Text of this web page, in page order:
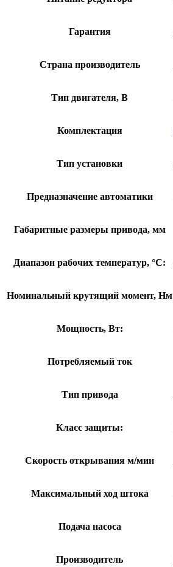
Гарантия
Страна производитель
Тип двигателя, В
Комплектация
Тип установки
Предназначение автоматики
Габаритные размеры привода, мм
Диапазон рабочих температур, °С:
Номинальный крутящий момент, Нм
Мощность, Вт:
Потребляемый ток
Тип привода
Класс защиты:
Скорость открывания м/мин
Максимальный ход штока
Подача насоса
Производитель